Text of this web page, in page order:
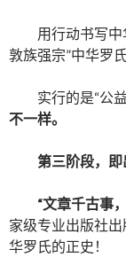
用行动书写中
敦族强宗”中华罗
实行的是“公
不一样。
第三阶段，
“文章千古事
家级专业出版社
华罗氏的正史！